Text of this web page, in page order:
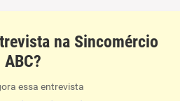
na Sincomércio
ABC?
essa entrevista